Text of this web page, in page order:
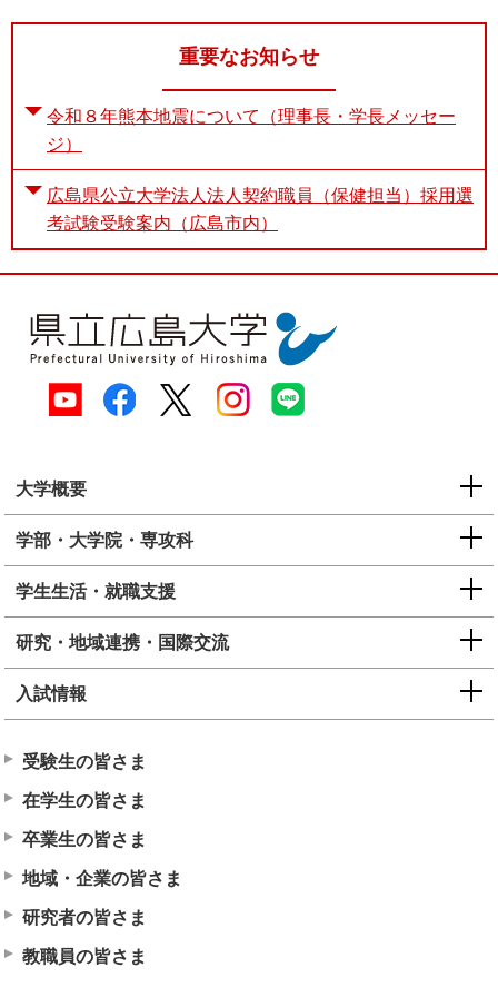
重要なお知らせ
令和８年熊本地震について（理事長・学長メッセー
ジ）
広島県公立大学法人法人契約職員（保健担当）採用選
考試験受験案内（広島市内）
大学概要
学部・大学院・専攻科
学生生活・就職支援
研究・地域連携・国際交流
入試情報
受験生の皆さま
在学生の皆さま
卒業生の皆さま
地域・企業の皆さま
研究者の皆さま
教職員の皆さま